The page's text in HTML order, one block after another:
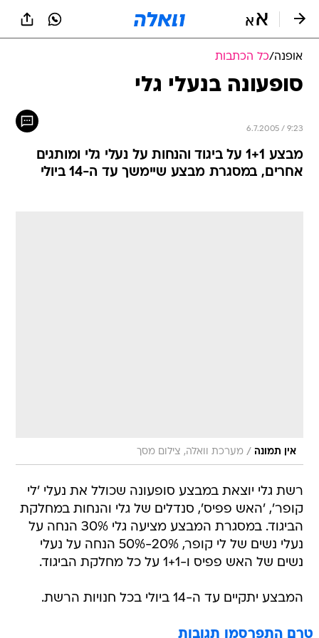
אופנה/כל הכתבות
סופעונה בנעלי גלי
6.7.2005 / 9:23
מבצע 1+1 על ביגוד והנחות על נעלי גלי ומותגים
אחרים, במסגרת מבצע שיימשך עד ה-14 ביולי
אין תמונה / מערכת וואלה, צילום מסך
רשת גלי יוצאת במבצע סופעונה שכולל את נעלי 'לי
קופר', 'האש פפיס', סנדלים של גלי והנחות במחלקת
הביגוד. במסגרת המבצע מציעה גלי 30% הנחה על
נעלי נשים של לי קופר, 20%-50% הנחה על נעלי
נשים של האש פפיס ו-1+1 על כל מחלקת הביגוד.
המבצע יתקיים עד ה-14 ביולי בכל חנויות הרשת.
טרם התפרסמו תגובות